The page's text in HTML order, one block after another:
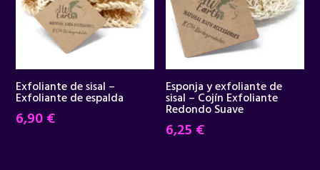
Exfoliante de sisal –
Exfoliante de espalda
6,90€
Esponja y exfoliante de
sisal – Cojín Exfoliante
Redondo Suave
6,25 €